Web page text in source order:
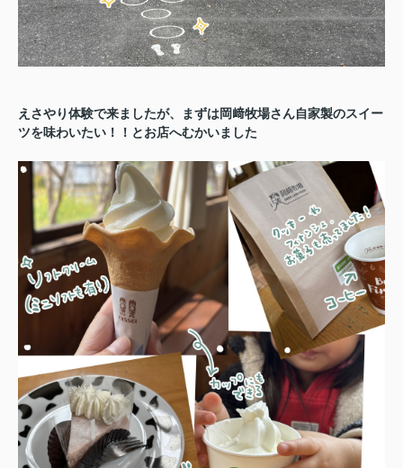
えさやり体験で来ましたが、まずは岡﨑牧場さん自家製のスイー
ツを味わいたい！！とお店へむかいました